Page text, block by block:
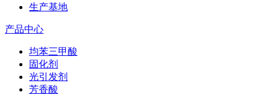
生产基地
产品中心
均苯三甲酸
固化剂
光引发剂
芳香酸